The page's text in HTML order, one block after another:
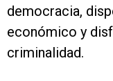
democracia,
económico y
criminalidad.